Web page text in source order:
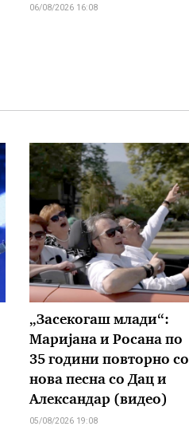
06/08/2026 16:08
„Засекогаш млади“:
Маријана и Росана по
35 години повторно со
нова песна со Дац и
Александар (видео)
05/08/2026 19:08